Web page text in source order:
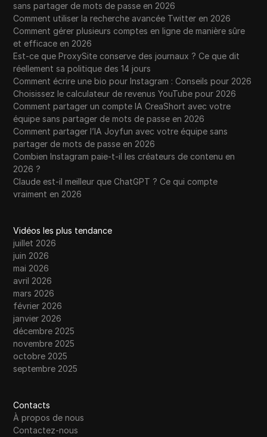
sans partager de mots de passe en 2026
Comment utiliser la recherche avancée Twitter en 2026
Comment gérer plusieurs comptes en ligne de manière sûre
et efficace en 2026
Est-ce que ProxySite conserve des journaux ? Ce que dit
réellement sa politique des 14 jours
Comment écrire une bio pour Instagram : Conseils pour 2026
Choisissez le calculateur de revenus YouTube pour 2026
Comment partager un compte IA CreaShort avec votre
équipe sans partager de mots de passe en 2026
Comment partager l’IA Joyfun avec votre équipe sans
partager de mots de passe en 2026
Combien Instagram paie-t-il les créateurs de contenu en
2026 ?
Claude est-il meilleur que ChatGPT ? Ce qui compte
vraiment en 2026
Vidéos les plus tendance
juillet 2026
juin 2026
mai 2026
avril 2026
mars 2026
février 2026
janvier 2026
décembre 2025
novembre 2025
octobre 2025
septembre 2025
Contacts
À propos de nous
Contactez-nous